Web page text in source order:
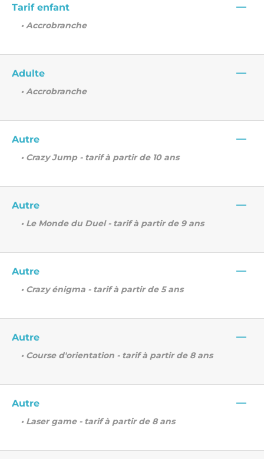
Tarif enfant —
• Accrobranche
Adulte —
• Accrobranche
Autre —
• Crazy Jump - tarif à partir de 10 ans
Autre —
• Le Monde du Duel - tarif à partir de 9 ans
Autre —
• Crazy énigma - tarif à partir de 5 ans
Autre —
• Course d'orientation - tarif à partir de 8 ans
Autre —
• Laser game - tarif à partir de 8 ans